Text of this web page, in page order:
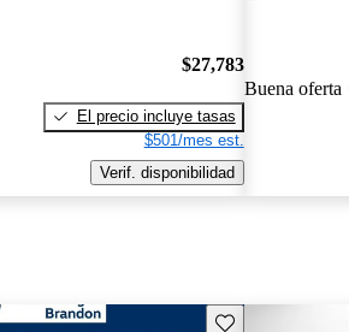
$27,783
El precio incluye tasas
$501/mes est.
Verif. disponibilidad
Buena oferta
Guarda este Aviso